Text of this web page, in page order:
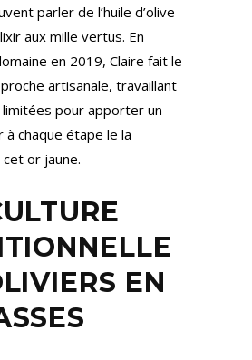
parler de l’huile d’olive
aux mille vertus. En
en 2019, Claire fait le
artisanale, travaillant
pour apporter un
à chaque étape le la
or jaune.
EN